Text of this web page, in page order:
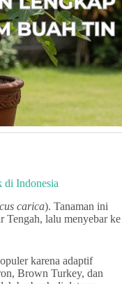
di Indonesia
carica). Tanaman ini
Tengah, lalu menyebar ke
karena adaptif
Brown Turkey, dan